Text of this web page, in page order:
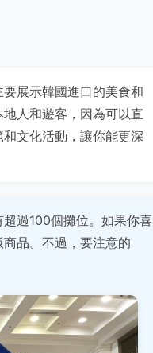
展示韓國進口的美食和
人和遊客，因為可以直
文化活動，讓你能更深
過100個攤位。如果你喜
品。不過，要注意的